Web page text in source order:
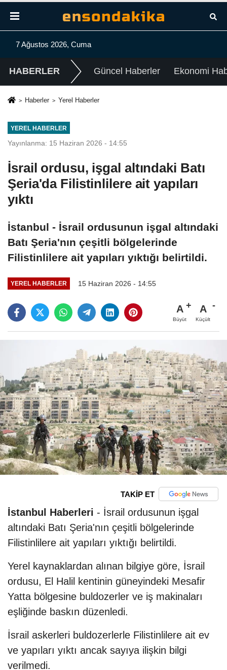
7 Ağustos 2026, Cuma
HABERLER Güncel Haberler Ekonomi
Haberler Yerel Haberler
YEREL HABERLER
Yayınlanma: 15 Haziran 2026 - 14:55
İsrail ordusu, işgal altındaki Batı
Şeria'da Filistinlilere ait yapıları
yıktı
İstanbul - İsrail ordusunun işgal altındaki
Batı Şeria'nın çeşitli bölgelerinde
Filistinlilere ait yapıları yıktığı belirtildi.
YEREL HABERLER 15 Haziran 2026 - 14:55
A
Büyüt
A
Küçült
TAKİP ET
İstanbul Haberleri - İsrail ordusunun işgal
altındaki Batı Şeria'nın çeşitli bölgelerinde
Filistinlilere ait yapıları yıktığı belirtildi.
Yerel kaynaklardan alınan bilgiye göre, İsrail
ordusu, El Halil kentinin güneyindeki Mesafir
Yatta bölgesine buldozerler ve iş makinaları
eşliğinde baskın düzenledi.
İsrail askerleri buldozerlerle Filistinlilere ait ev
ve yapıları yıktı ancak sayıya ilişkin bilgi
verilmedi.